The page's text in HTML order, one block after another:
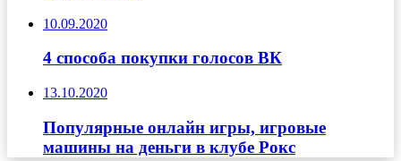
10.09.2020
4 способа покупки голосов ВК
13.10.2020
Популярные онлайн игры, игровые
машины на деньги в клубе Рокс